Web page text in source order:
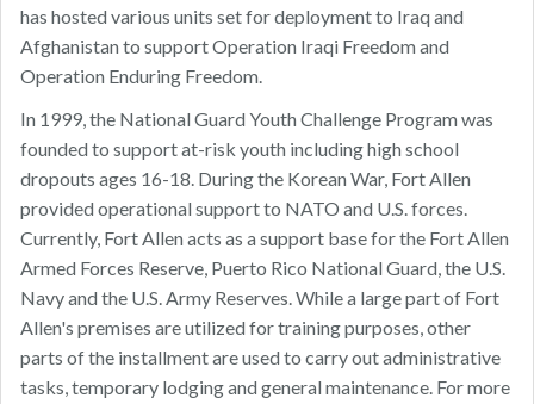
has hosted various units set for deployment to Iraq and
Afghanistan to support Operation Iraqi Freedom and
Operation Enduring Freedom.
In 1999, the National Guard Youth Challenge Program was
founded to support at-risk youth including high school
dropouts ages 16-18. During the Korean War, Fort Allen
provided operational support to NATO and U.S. forces.
Currently, Fort Allen acts as a support base for the Fort Allen
Armed Forces Reserve, Puerto Rico National Guard, the U.S.
Navy and the U.S. Army Reserves. While a large part of Fort
Allen's premises are utilized for training purposes, other
parts of the installment are used to carry out administrative
tasks, temporary lodging and general maintenance. For more